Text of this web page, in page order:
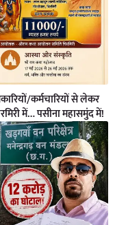
कर्मचारियों से लेकर
में… पसीना महासमुंद में!